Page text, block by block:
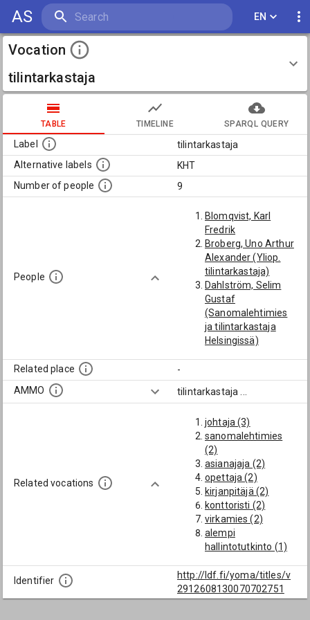
AS EN
Vocation
tilintarkastaja
TABLE TIMELINE SPARQL QUERY
Label
tilintarkastaja
Alternative labels
KHT
Number of people
9
People
Blomqvist, Karl
Fredrik
Broberg, Uno Arthur
Alexander (Yliop.
tilintarkastaja)
Dahlström, Selim
Gustaf
(Sanomalehtimies
ja tilintarkastaja
Helsingissä)
(Hämeenlinnan,
Lappeenrannan,
viimeksi Kouvolan
oppikouluissa 1903-
21. A. Ahlström oy:n
tilintarkastaja 1921-
44)
Honkavaara, Onni
(Valant.
tilintarkastaja 1912-
14.)
Lilius, Karl Åke
asianajaja,
tilintarkastaja ja
Related place
-
AMMO
tilintarkastaja
Related vocations
johtaja (3)
sanomalehtimies
(2)
asianajaja (2)
opettaja (2)
kirjanpitäjä (2)
konttoristi (2)
virkamies (2)
alempi
hallintotutkinto (1)
ylempi
hallintotutkinto (1)
vt. lehtori (1)
Identifier
http://ldf.fi/yoma/titles/v
2912608130070702751